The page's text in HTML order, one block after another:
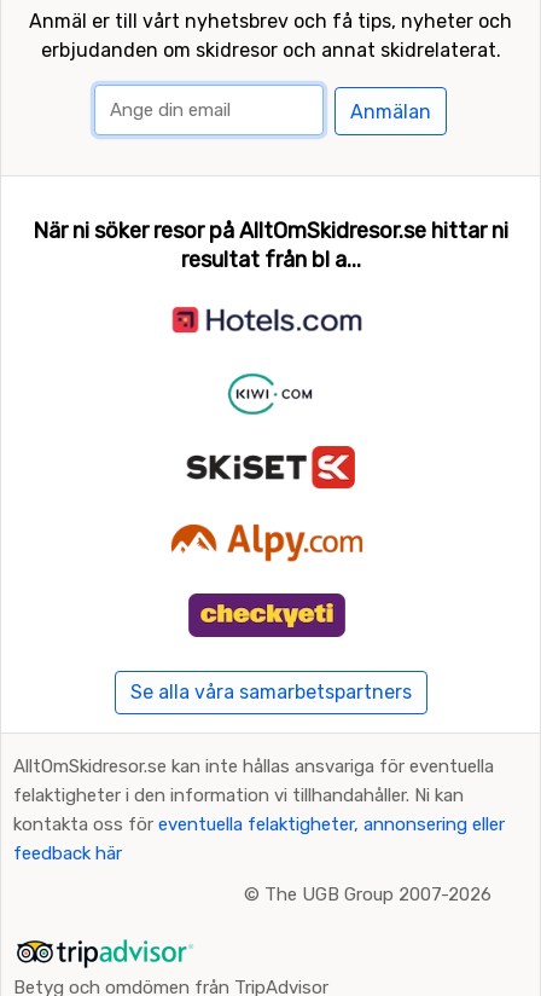
Anmäl er till vårt nyhetsbrev och få tips, nyheter och
erbjudanden om skidresor och annat skidrelaterat.
Anmälan
När ni söker resor på AlltOmSkidresor.se hittar ni
resultat från bl a...
Se alla våra samarbetspartners
AlltOmSkidresor.se kan inte hållas ansvariga för eventuella
felaktigheter i den information vi tillhandahåller. Ni kan
kontakta oss för eventuella felaktigheter, annonsering eller
feedback här
© The UGB Group 2007-2026
Betyg och omdömen från TripAdvisor